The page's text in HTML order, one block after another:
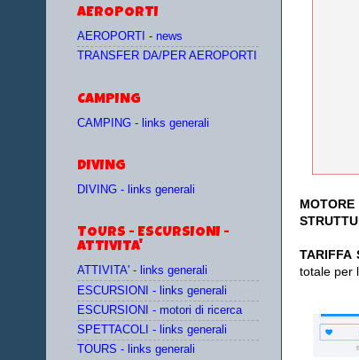
TARIFFA
totale per
AEROPORTI
AEROPORTI - news
TRANSFER DA/PER AEROPORTI
CAMPING
CAMPING - links generali
DIVING
DIVING - links generali
TOURS - ESCURSIONI -
ATTIVITA'
ATTIVITA' - links generali
ESCURSIONI - links generali
ESCURSIONI - motori di ricerca
SPETTACOLI - links generali
TOURS - links generali